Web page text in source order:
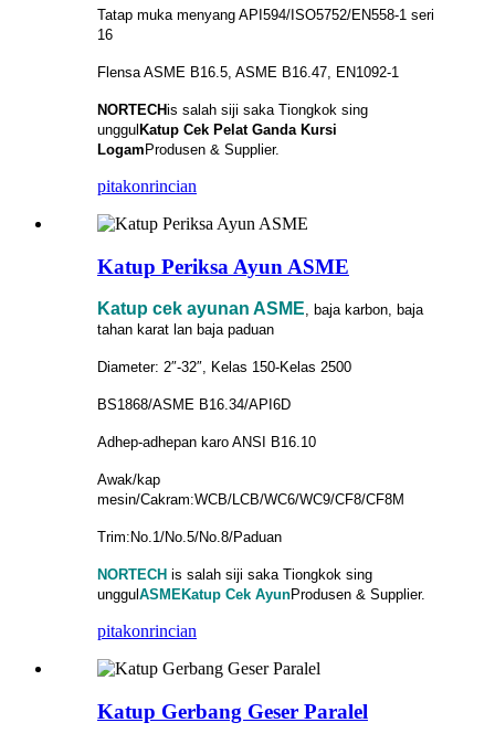
Tatap muka menyang API594/ISO5752/EN558-1 seri
16
Flensa ASME B16.5, ASME B16.47, EN1092-1
NORTECHis salah siji saka Tiongkok sing
unggul Katup Cek Pelat Ganda Kursi
Logam Produsen & Supplier.
pitakonrincian
Katup Periksa Ayun ASME
Katup cek ayunan ASME, baja karbon, baja
tahan karat lan baja paduan
Diameter: 2″-32″, Kelas 150-Kelas 2500
BS1868/ASME B16.34/API6D
Adhep-adhepan karo ANSI B16.10
Awak/kap
mesin/Cakram:WCB/LCB/WC6/WC9/CF8/CF8M
Trim:No.1/No.5/No.8/Paduan
NORTECH is salah siji saka Tiongkok sing
unggul ASMEKatup Cek AyunProdusen & Supplier.
pitakonrincian
Katup Gerbang Geser Paralel